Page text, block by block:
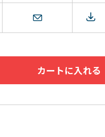
カートに入れる